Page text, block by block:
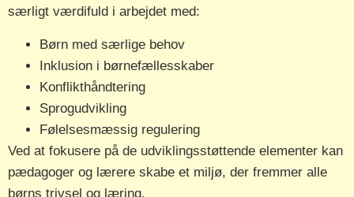
særligt værdifuld i arbejdet med:
Børn med særlige behov
Inklusion i børnefællesskaber
Konflikthåndtering
Sprogudvikling
Følelsesmæssig regulering
Ved at fokusere på de udviklingsstøttende elementer kan
pædagoger og lærere skabe et miljø, der fremmer alle
børns trivsel og læring.